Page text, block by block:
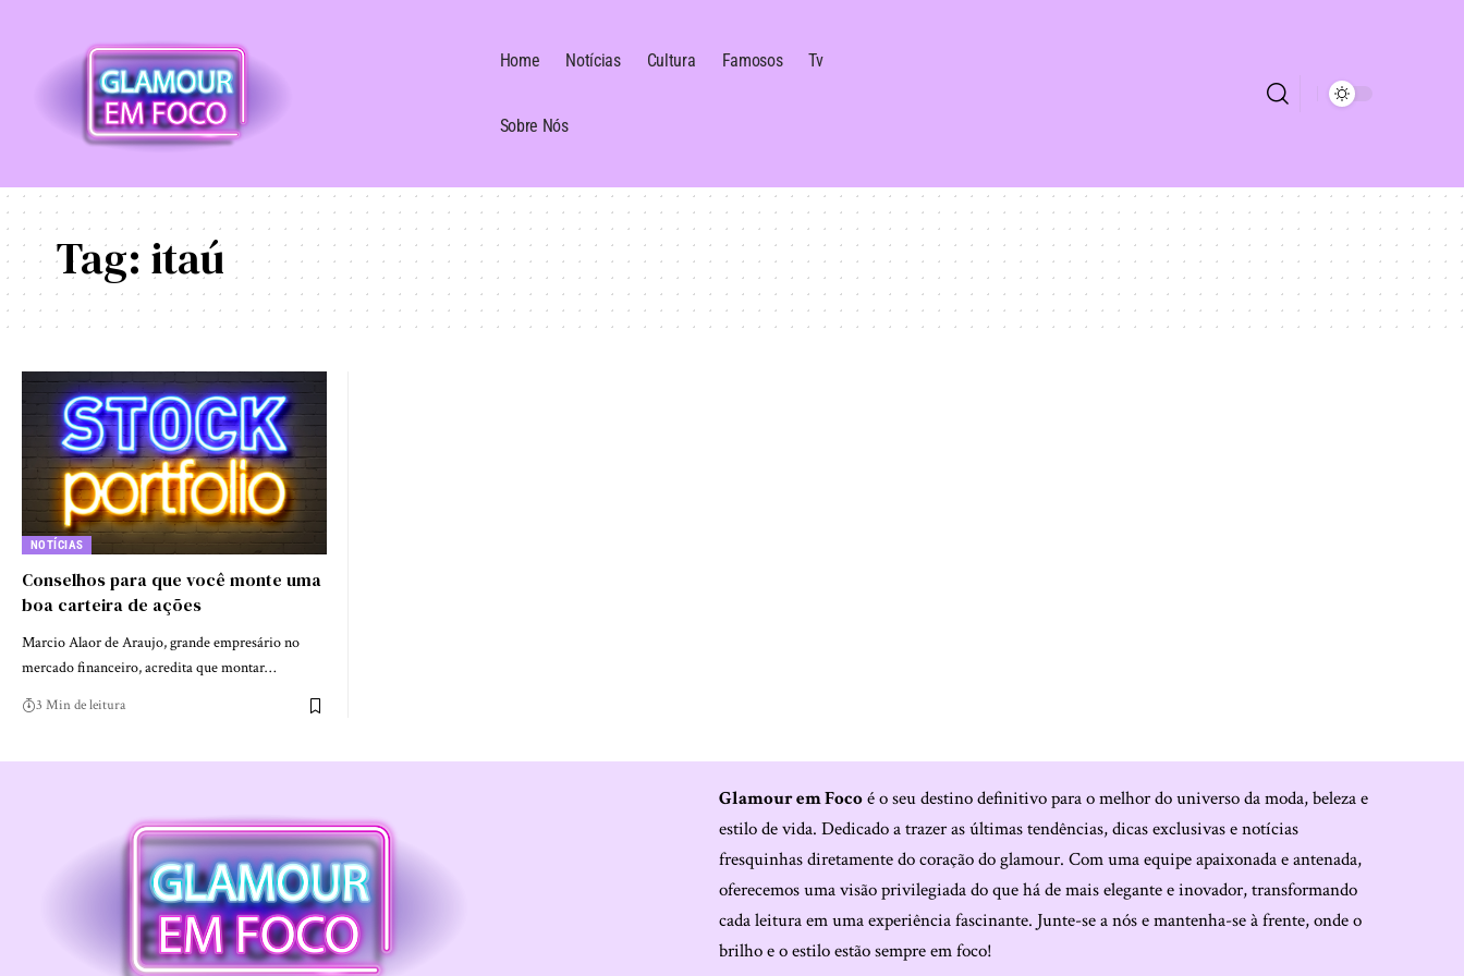
Home Notícias Cultura Famosos Tv
Sobre Nós
Tag: itaú
NOTÍCIAS
Conselhos para que você monte uma
boa carteira de ações
Marcio Alaor de Araujo, grande empresário no
mercado financeiro, acredita que montar…
3 Min de leitura
Glamour em Focoé o seu destino definitivo para o melhor do universo da moda, beleza e
estilo de vida. Dedicado a trazer as últimas tendências, dicas exclusivas e notícias
fresquinhas diretamente do coração do glamour. Com uma equipe apaixonada e antenada,
oferecemos uma visão privilegiada do que há de mais elegante e inovador, transformando
cada leitura em uma experiência fascinante. Junte-se a nós e mantenha-se à frente, onde o
brilho e o estilo estão sempre em foco!